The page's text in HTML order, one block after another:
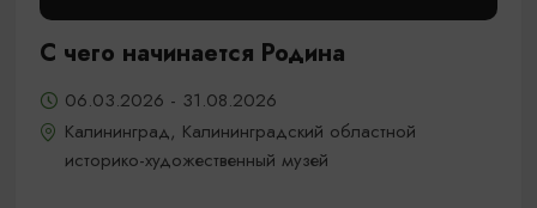
С чего начинается Родина
06.03.2026 - 31.08.2026
Калининград, Калининградский областной
историко-художественный музей